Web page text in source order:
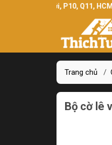
Bình Thới, P10, Q11, HCM
Trang chủ /
Bộ cờ lê